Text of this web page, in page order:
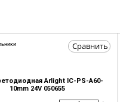
Сравнить
Arlight IC-PS-A60-
10mm 24V 050655